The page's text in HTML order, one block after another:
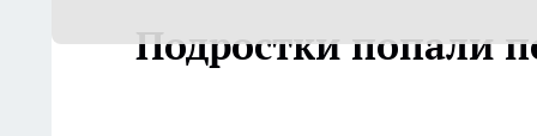
Подростки попали